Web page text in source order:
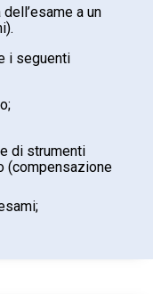
a un
i seguenti
di strumenti
(compensazione